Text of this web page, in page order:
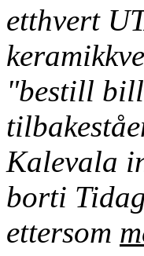
etthvert
"bestill
Kalevala
borti
ettersom